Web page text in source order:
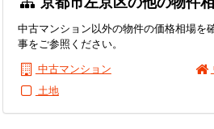
中古マンション以外の物件の価格相場を
事をご参照ください。
中古マンション
土地